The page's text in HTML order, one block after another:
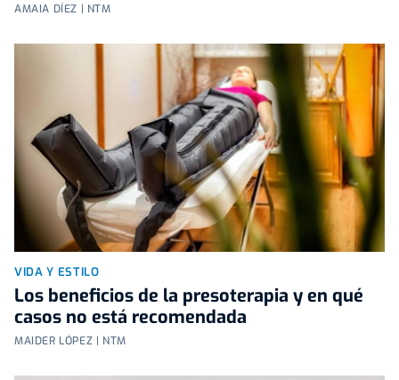
AMAIA DÍEZ | NTM
VIDA Y ESTILO
Los beneficios de la presoterapia y en qué
casos no está recomendada
MAIDER LÓPEZ | NTM